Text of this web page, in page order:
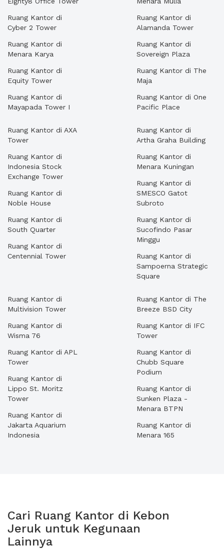
Ruang Kantor di
Cyber 2 Tower
Ruang Kantor di
Menara Karya
Ruang Kantor di
Equity Tower
Ruang Kantor di
Mayapada Tower I
Ruang Kantor di
Alamanda Tower
Ruang Kantor di
Sovereign Plaza
Ruang Kantor di The
Maja
Ruang Kantor di One
Pacific Place
Ruang Kantor di AXA
Tower
Ruang Kantor di
Indonesia Stock
Exchange Tower
Ruang Kantor di
Noble House
Ruang Kantor di
South Quarter
Ruang Kantor di
Centennial Tower
Ruang Kantor di
Artha Graha Building
Ruang Kantor di
Menara Kuningan
Ruang Kantor di
SMESCO Gatot
Subroto
Ruang Kantor di
Sucofindo Pasar
Minggu
Ruang Kantor di
Sampoerna Strategic
Square
Ruang Kantor di
Multivision Tower
Ruang Kantor di
Wisma 76
Ruang Kantor di APL
Tower
Ruang Kantor di
Lippo St. Moritz
Tower
Ruang Kantor di
Jakarta Aquarium
Indonesia
Ruang Kantor di The
Breeze BSD City
Ruang Kantor di IFC
Tower
Ruang Kantor di
Chubb Square
Podium
Ruang Kantor di
Sunken Plaza -
Menara BTPN
Ruang Kantor di
Menara 165
Cari Ruang Kantor di Kebon
Jeruk untuk Kegunaan
Lainnya